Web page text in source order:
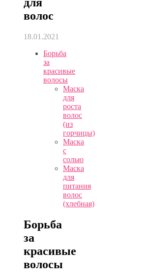
волос
18.01.2021
Борьба
за
красивые
волосы
Маска
для
роста
волос
(из
горчицы)
Маска
с
солью
Маска
для
питания
волос
(хлебная)
Борьба
за
красивые
волосы